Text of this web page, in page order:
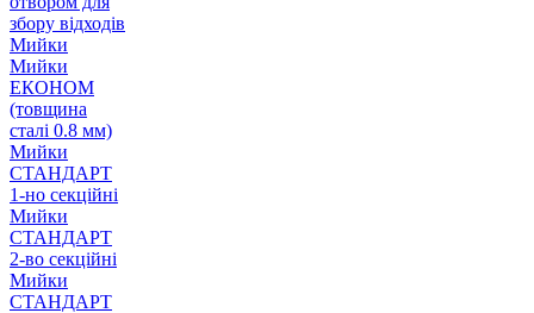
збору відходів
Мийки
Мийки
ЕКОНОМ
(товщина
сталі 0.8 мм)
Мийки
СТАНДАРТ
1-но секційні
Мийки
СТАНДАРТ
2-во секційні
Мийки
СТАНДАРТ